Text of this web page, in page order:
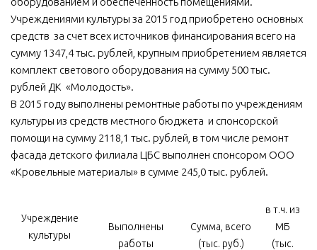
Учреждениями культуры за 2015 год приобретено основных
средств за счет всех источников финансирования всего на
сумму 1347,4 тыс. рублей, крупным приобретением является
комплект светового оборудования на сумму 500 тыс.
рублей ДК «Молодость».
В 2015 году выполнены ремонтные работы по учреждениям
культуры из средств местного бюджета и спонсорской
помощи на сумму 2118,1 тыс. рублей, в том числе ремонт
фасада детского филиала ЦБС выполнен спонсором ООО
«Кровельные материалы» в сумме 245,0 тыс. рублей.
Учреждение
культуры
Выполнены
работы
Сумма, всего
(тыс. руб.)
в т.ч. из
МБ
(тыс.